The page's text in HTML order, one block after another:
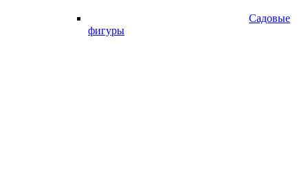
Садовые
фигуры